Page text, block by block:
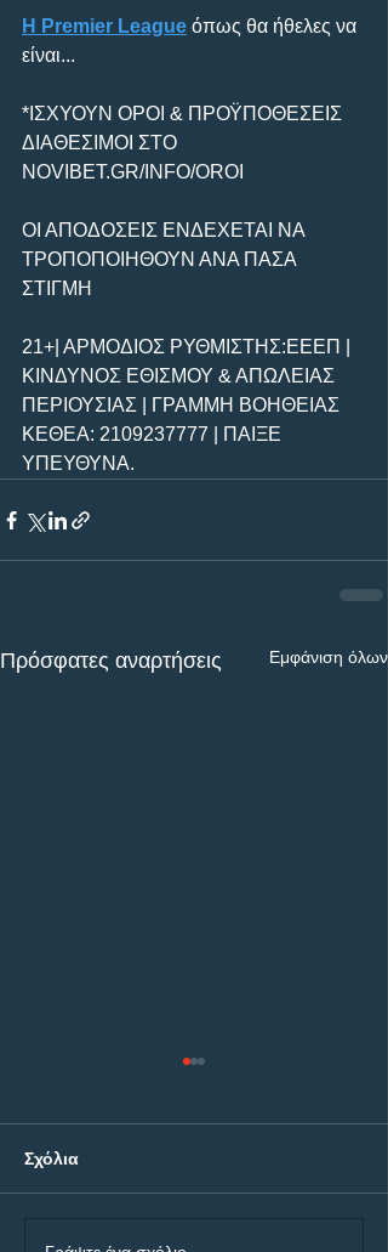
H Premier League όπως θα ήθελες να
είναι...
*ΙΣΧΥΟΥΝ ΟΡΟΙ & ΠΡΟΫΠΟΘΕΣΕΙΣ
ΔΙΑΘΕΣΙΜΟΙ ΣΤΟ
NOVIBET.GR/INFO/OROI
ΟΙ ΑΠΟΔΟΣΕΙΣ ΕΝΔΕΧΕΤΑΙ ΝΑ
ΤΡΟΠΟΠΟΙΗΘΟΥΝ ΑΝΑ ΠΑΣΑ
ΣΤΙΓΜΗ
21+| ΑΡΜΟΔΙΟΣ ΡΥΘΜΙΣΤΗΣ:ΕΕΕΠ |
ΚΙΝΔΥΝΟΣ ΕΘΙΣΜΟΥ & ΑΠΩΛΕΙΑΣ
ΠΕΡΙΟΥΣΙΑΣ | ΓΡΑΜΜΗ ΒΟΗΘΕΙΑΣ
ΚΕΘΕΑ: 2109237777 | ΠΑΙΞΕ
ΥΠΕΥΘΥΝΑ.
Πρόσφατες αναρτήσεις Εμφάνιση όλων
Σχόλια